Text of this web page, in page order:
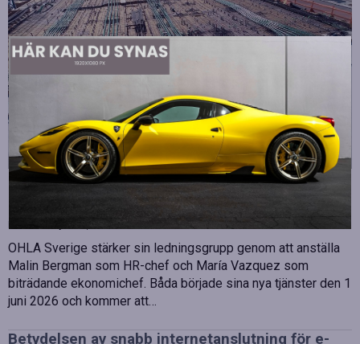
Strategiska tillskott till OHLA Sveriges ledning
OHLA Sverige stärker sin ledningsgrupp genom att anställa
Malin Bergman som HR-chef och María Vazquez som
biträdande ekonomichef. Båda började sina nya tjänster den 1
juni 2026 och kommer att…
Betydelsen av snabb internetanslutning för e-